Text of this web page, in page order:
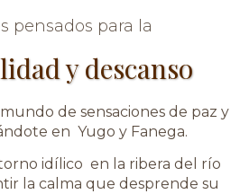
pensados para la
y descanso
de sensaciones de paz y
en Yugo y Fanega.
idílico en la ribera del río
la calma que desprende su